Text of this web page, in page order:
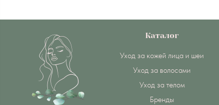
Каталог
Уход за кожей лица и шеи
Уход за волосами
Уход за телом
Бренды